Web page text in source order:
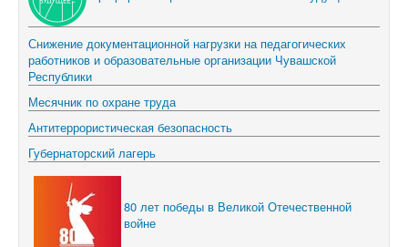
Снижение документационной нагрузки на педагогических
работников и образовательные организации Чувашской
Республики
Месячник по охране труда
Антитеррористическая безопасность
Губернаторский лагерь
80 лет победы в Великой Отечественной
войне